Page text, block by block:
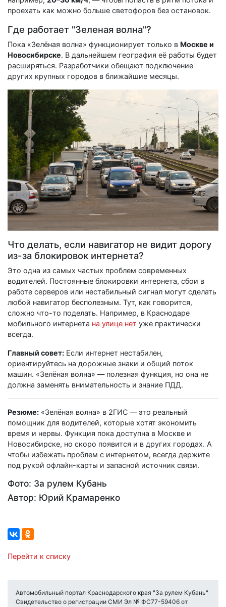
проехать как можно больше светофоров без остановок.
Где работает "Зеленая волна"?
Пока «Зелёная волна» функционирует только в Москве и
Новосибирске. В дальнейшем география её работы будет
расширяться. Разработчики обещают подключение
других крупных городов в ближайшие месяцы.
Что делать, если навигатор не видит дорогу
из-за блокировок интернета?
Это одна из самых частых проблем современных
водителей. Постоянные блокировки интернета, сбои в
работе серверов или нестабильный сигнал могут сделать
любой навигатор бесполезным. Тут, как говорится,
сложно что-то поделать. Например, в Краснодаре
мобильного интернета на улице нет уже практически
всегда.
Главный совет: Если интернет нестабилен,
ориентируйтесь на дорожные знаки и общий поток
машин. «Зелёная волна» — полезная функция, но она не
должна заменять внимательность и знание ПДД.
Резюме: «Зелёная волна» в 2ГИС — это реальный
помощник для водителей, которые хотят экономить
время и нервы. Функция пока доступна в Москве и
Новосибирске, но скоро появится и в других городах. А
чтобы избежать проблем с интернетом, всегда держите
под рукой офлайн-карты и запасной источник связи.
Фото: За рулем Кубань
Автор: Юрий Крамаренко
Перейти к списку
Автомобильный портал Краснодарского края "За рулем Кубань"
Свидетельство о регистрации СМИ Эл № ФС77-59406 от